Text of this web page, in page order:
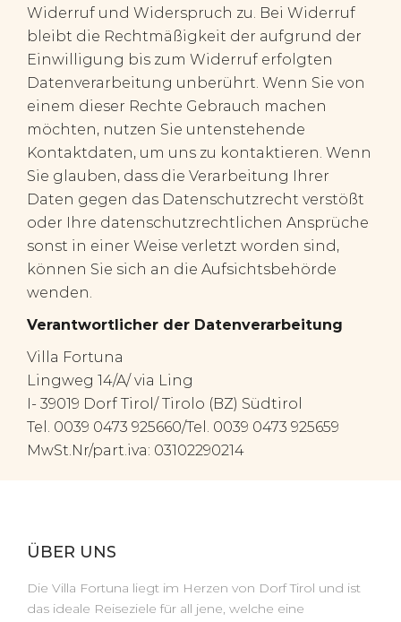
Widerruf und Widerspruch zu. Bei Widerruf
bleibt die Rechtmäßigkeit der aufgrund der
Einwilligung bis zum Widerruf erfolgten
Datenverarbeitung unberührt. Wenn Sie von
einem dieser Rechte Gebrauch machen
möchten, nutzen Sie untenstehende
Kontaktdaten, um uns zu kontaktieren. Wenn
Sie glauben, dass die Verarbeitung Ihrer
Daten gegen das Datenschutzrecht verstößt
oder Ihre datenschutzrechtlichen Ansprüche
sonst in einer Weise verletzt worden sind,
können Sie sich an die Aufsichtsbehörde
wenden.
Verantwortlicher der Datenverarbeitung
Villa Fortuna
Lingweg 14/A/ via Ling
I- 39019 Dorf Tirol/ Tirolo (BZ) Südtirol
Tel. 0039 0473 925660/Tel. 0039 0473 925659
MwSt.Nr/part.iva: 03102290214
ÜBER UNS
Die Villa Fortuna liegt im Herzen von Dorf Tirol und ist
das ideale Reiseziele für all jene, welche eine